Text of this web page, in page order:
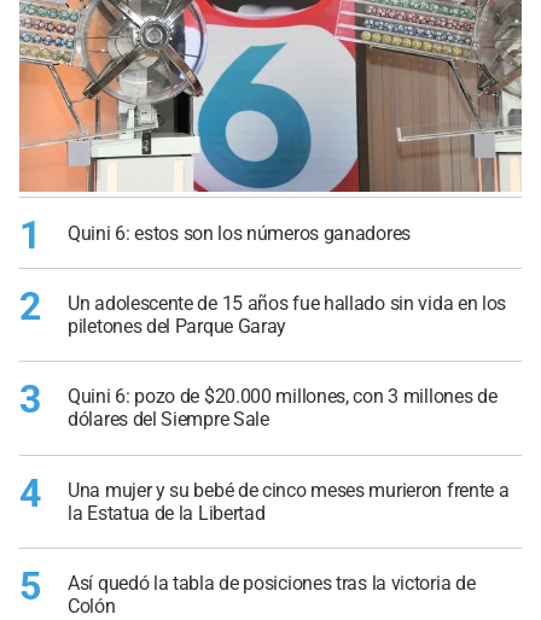
1 Quini 6: estos son los números ganadores
2
Un adolescente de 15 años fue hallado sin vida en los
piletones del Parque Garay
3
Quini 6: pozo de $20.000 millones, con 3 millones de
dólares del Siempre Sale
4
Una mujer y su bebé de cinco meses murieron frente a
la Estatua de la Libertad
5
Así quedó la tabla de posiciones tras la victoria de
Colón